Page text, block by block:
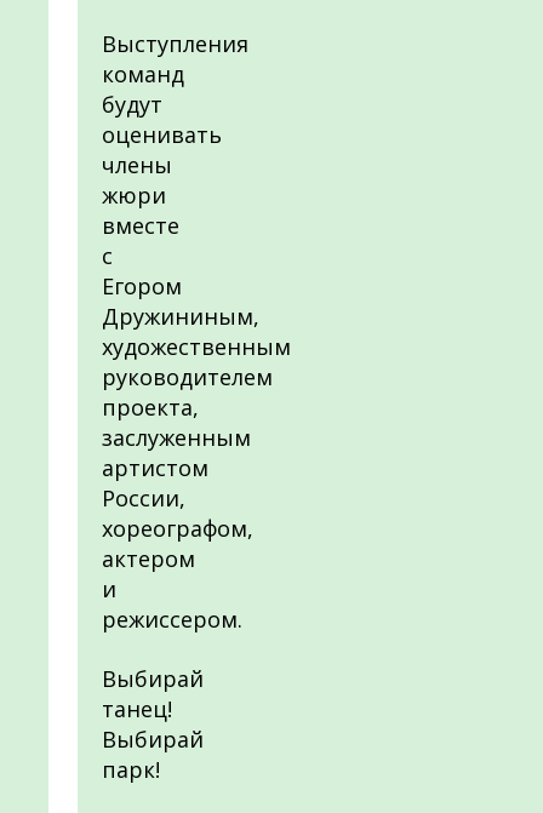
Выступления
команд
будут
оценивать
члены
жюри
вместе
с
Егором
Дружининым,
художественным
руководителем
проекта,
заслуженным
артистом
России,
хореографом,
актером
и
режиссером.
Выбирай
танец!
Выбирай
парк!